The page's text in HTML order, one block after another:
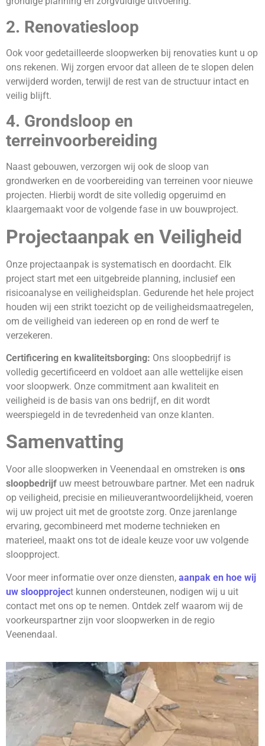
2. Renovatiesloop
Ook voor gedetailleerde sloopwerken bij renovaties kunt u op
ons rekenen. Wij zorgen ervoor dat alleen de te slopen delen
verwijderd worden, terwijl de rest van de structuur intact en
veilig blijft.
4. Grondsloop en
terreinvoorbereiding
Naast gebouwen, verzorgen wij ook de sloop van
grondwerken en de voorbereiding van terreinen voor nieuwe
projecten. Hierbij wordt de site volledig opgeruimd en
klaargemaakt voor de volgende fase in uw bouwproject.
Projectaanpak en Veiligheid
Onze projectaanpak is systematisch en doordacht. Elk
project start met een uitgebreide planning, inclusief een
risicoanalyse en veiligheidsplan. Gedurende het hele project
houden wij een strikt toezicht op de veiligheidsmaatregelen,
om de veiligheid van iedereen op en rond de werf te
verzekeren.
Certificering en kwaliteitsborging: Ons sloopbedrijf is
volledig gecertificeerd en voldoet aan alle wettelijke eisen
voor sloopwerk. Onze commitment aan kwaliteit en
veiligheid is de basis van ons bedrijf, en dit wordt
weerspiegeld in de tevredenheid van onze klanten.
Samenvatting
Voor alle sloopwerken in Veenendaal en omstreken is ons
sloopbedrijf uw meest betrouwbare partner. Met een nadruk
op veiligheid, precisie en milieuverantwoordelijkheid, voeren
wij uw project uit met de grootste zorg. Onze jarenlange
ervaring, gecombineerd met moderne technieken en
materieel, maakt ons tot de ideale keuze voor uw volgende
sloopproject.
Voor meer informatie over onze diensten, aanpak en hoe wij
uw sloopproject kunnen ondersteunen, nodigen wij u uit
contact met ons op te nemen. Ontdek zelf waarom wij de
voorkeurspartner zijn voor sloopwerken in de regio
Veenendaal.